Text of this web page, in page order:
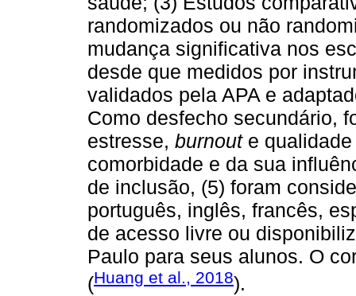
randomizados ou não
mudança significativa nos
desde que medidos por
validados pela APA e
Como desfecho secundário,
estresse, burnoute qualidade
comorbidade e da sua
de inclusão, (5) foram
português, inglês, francês,
de acesso livre ou
Paulo para seus alunos. O
(Huang et al., 2018).